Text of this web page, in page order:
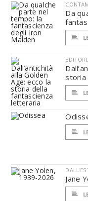
Da
storia
Jane